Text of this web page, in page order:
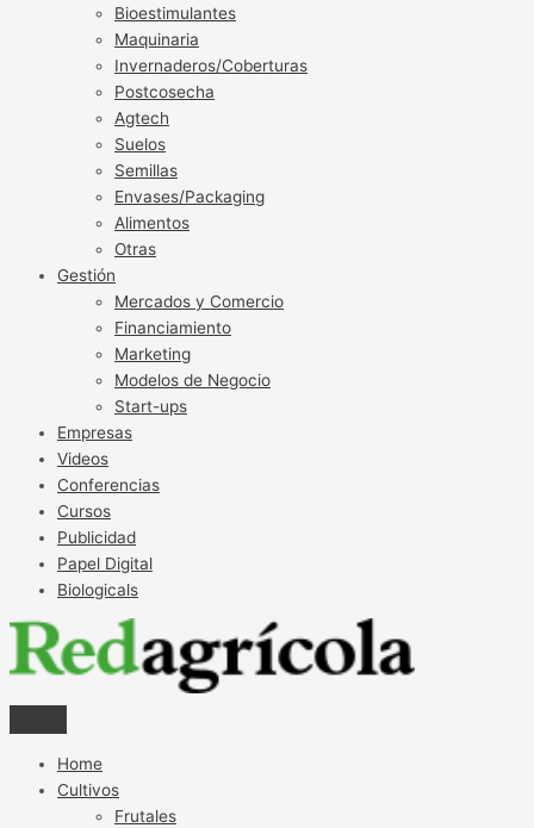
Bioestimulantes
Maquinaria
Invernaderos/Coberturas
Postcosecha
Agtech
Suelos
Semillas
Envases/Packaging
Alimentos
Otras
Gestión
Mercados y Comercio
Financiamiento
Marketing
Modelos de Negocio
Start-ups
Empresas
Videos
Conferencias
Cursos
Publicidad
Papel Digital
Biologicals
Home
Cultivos
Frutales